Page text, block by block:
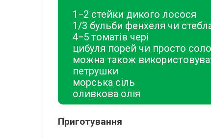
1−2 стейки дикого лосося
1/3 бульби фенхеля чи
4−5 томатів чері
цибуля порей чи просто
можна також
петрушки
морська сіль
оливкова олія
Приготування